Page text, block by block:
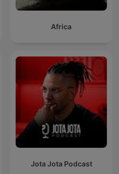
Africa
Jota Jota Podcast